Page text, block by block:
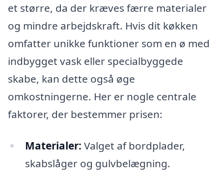
et større, da der kræves færre materialer
og mindre arbejdskraft. Hvis dit køkken
omfatter unikke funktioner som en ø med
indbygget vask eller specialbyggede
skabe, kan dette også øge
omkostningerne. Her er nogle centrale
faktorer, der bestemmer prisen:
Materialer: Valget af bordplader,
skabslåger og gulvbelægning.